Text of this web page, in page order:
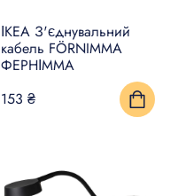
ІКЕА З'єднувальний
кабель FÖRNIMMA
ФЕРНІММА
153 ₴